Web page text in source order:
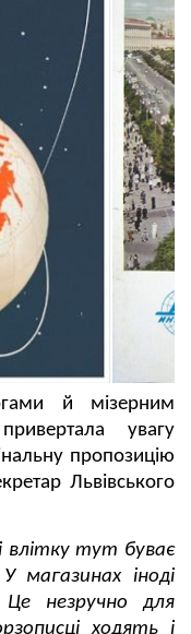
й мізерним
увагу
пропозицію
Львівського
влітку тут буває
магазинах іноді
незручно для
ходять і